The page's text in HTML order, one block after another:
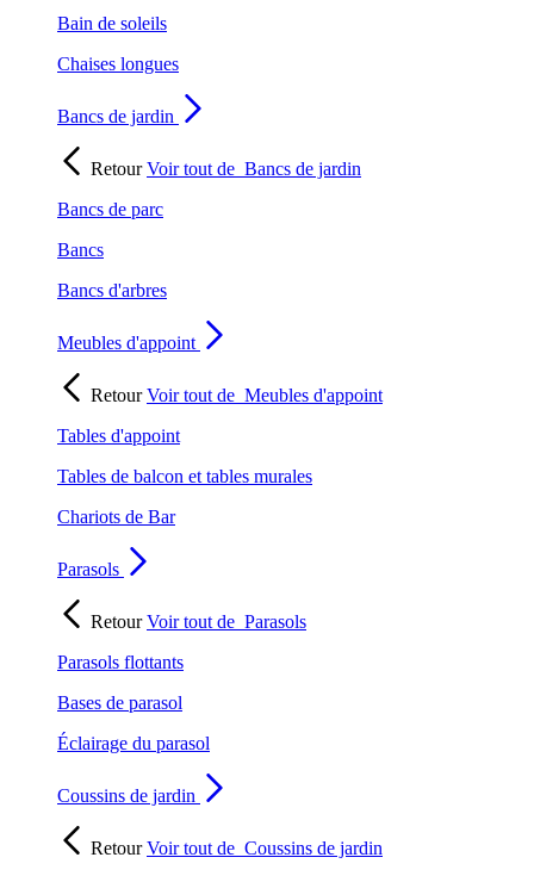
Bain de soleils
Chaises longues
Bancs de jardin
RetourVoir tout de Bancs de jardin
Bancs de parc
Bancs
Bancs d'arbres
Meubles d'appoint
RetourVoir tout de Meubles d'appoint
Tables d'appoint
Tables de balcon et tables murales
Chariots de Bar
Parasols
RetourVoir tout de Parasols
Parasols flottants
Bases de parasol
Éclairage du parasol
Coussins de jardin
RetourVoir tout de Coussins de jardin